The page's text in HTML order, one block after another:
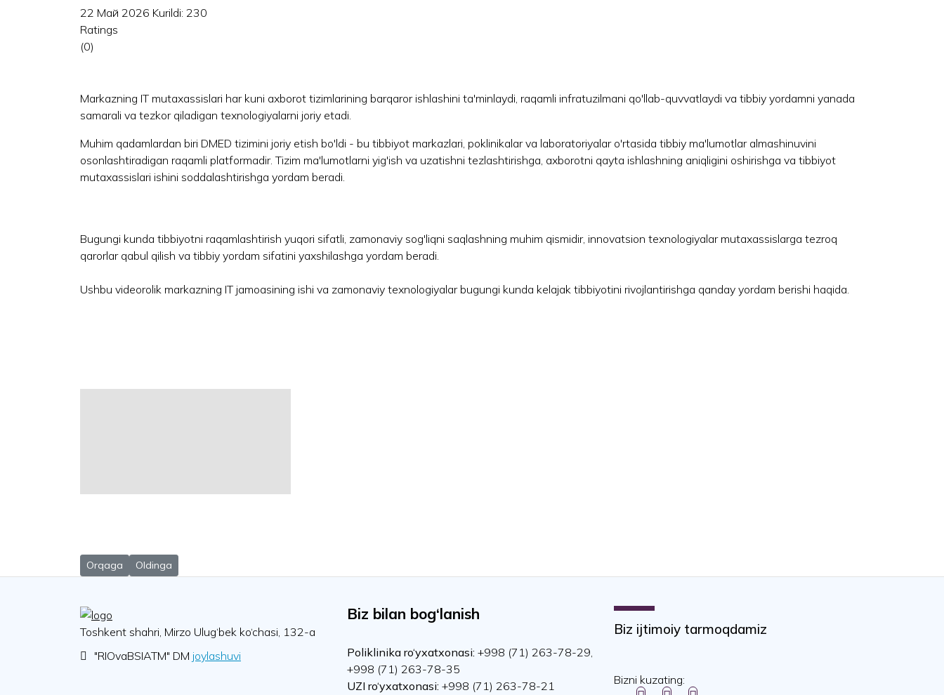
22 Май 2026 Kurildi: 230
Ratings
(0)
Markazning IT mutaxassislari har kuni axborot tizimlarining barqaror ishlashini ta'minlaydi, raqamli infratuzilmani qo'llab-quvvatlaydi va tibbiy yordamni yanada
samarali va tezkor qiladigan texnologiyalarni joriy etadi.
Muhim qadamlardan biri DMED tizimini joriy etish bo'ldi - bu tibbiyot markazlari, poklinikalar va laboratoriyalar o'rtasida tibbiy ma'lumotlar almashinuvini
osonlashtiradigan raqamli platformadir. Tizim ma'lumotlarni yig'ish va uzatishni tezlashtirishga, axborotni qayta ishlashning aniqligini oshirishga va tibbiyot
mutaxassislari ishini soddalashtirishga yordam beradi.
Bugungi kunda tibbiyotni raqamlashtirish yuqori sifatli, zamonaviy sog'liqni saqlashning muhim qismidir, innovatsion texnologiyalar mutaxassislarga tezroq
qarorlar qabul qilish va tibbiy yordam sifatini yaxshilashga yordam beradi.
Ushbu videorolik markazning IT jamoasining ishi va zamonaviy texnologiyalar bugungi kunda kelajak tibbiyotini rivojlantirishga qanday yordam berishi haqida.
Previous article: Respublika ixtisoslashtirilgan ona va bola salomatligi ilmiy-amaliy tibbiyot markazi e'lon qiladi:
Orqaga Next article: ОЧИҚ ЭШИКЛАР КУНИ Бўлажак оналар учун (II–III триместр)
Oldinga
Toshkent shahri, Mirzo Ulug‘bek ko‘chasi, 132-a
"RIOvaBSIATM" DM joylashuvi
Biz bilan bog‘lanish
Poliklinika ro‘yxatxonasi: +998 (71) 263-78-29,
+998 (71) 263-78-35
UZI ro‘yxatxonasi: +998 (71) 263-78-21
Biz ijtimoiy tarmoqdamiz
Bizni kuzating: